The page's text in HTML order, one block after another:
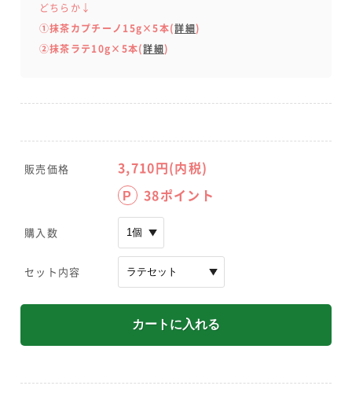
どちらか↓
①抹茶カプチーノ15g×5本(詳細)
②抹茶ラテ10g×5本(詳細)
販売価格 3,710円(内税)
P 38ポイント
購入数
セット内容